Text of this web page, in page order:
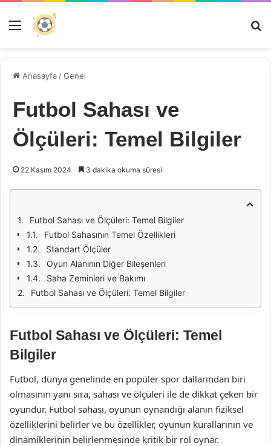
Menü
Anasayfa /Genel
Futbol Sahası ve
Ölçüleri: Temel Bilgiler
22 Kasım 2024 3 dakika okuma süresi
Futbol Sahası ve Ölçüleri: Temel Bilgiler
Futbol Sahasının Temel Özellikleri
Standart Ölçüler
Oyun Alanının Diğer Bileşenleri
Saha Zeminleri ve Bakımı
Futbol Sahası ve Ölçüleri: Temel Bilgiler
Futbol Sahası ve Ölçüleri: Temel
Bilgiler
Futbol, dünya genelinde en popüler spor dallarından biri
olmasının yanı sıra, sahası ve ölçüleri ile de dikkat çeken bir
oyundur. Futbol sahası, oyunun oynandığı alanın fiziksel
özelliklerini belirler ve bu özellikler, oyunun kurallarının ve
dinamiklerinin belirlenmesinde kritik bir rol oynar.